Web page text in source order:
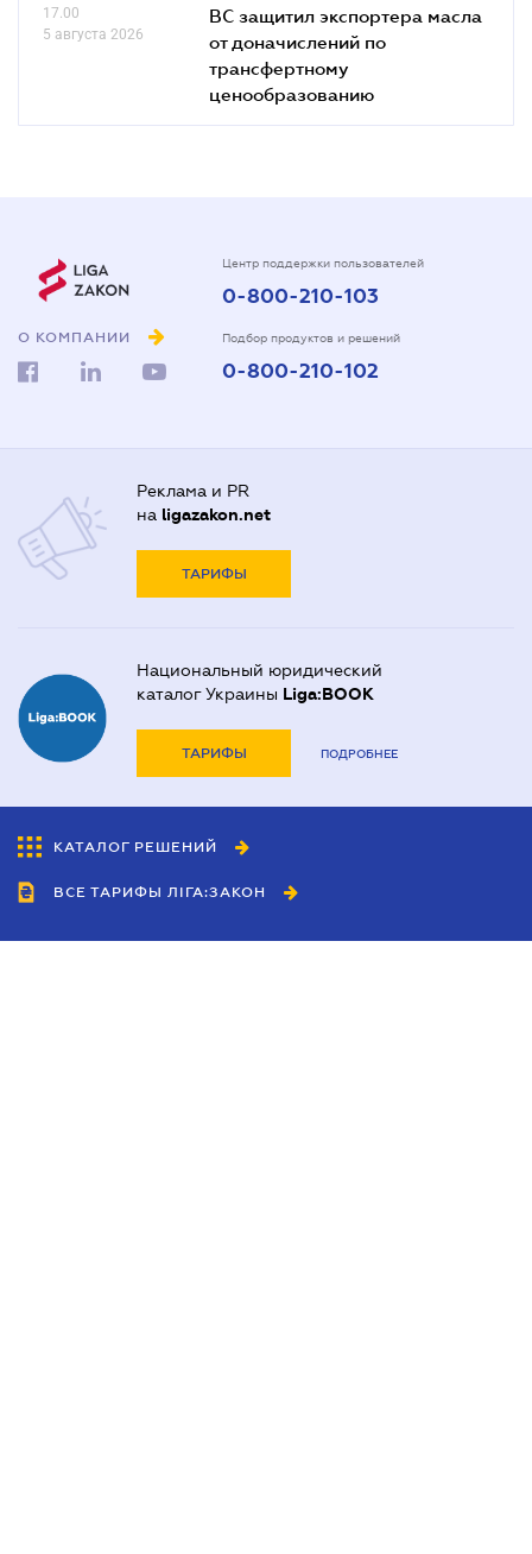
17.00
5 августа 2026
ВС защитил экспортера масла
от доначислений по
трансфертному
ценообразованию
О КОМПАНИИ
Центр поддержки пользователей
0-800-210-103
Подбор продуктов и решений
0-800-210-102
Реклама и PR
на ligazakon.net
ТАРИФЫ
Национальный юридический
каталог Украины Liga:BOOK
ТАРИФЫ ПОДРОБНЕЕ
КАТАЛОГ РЕШЕНИЙ
ВСЕ ТАРИФЫ ЛІГА:ЗАКОН